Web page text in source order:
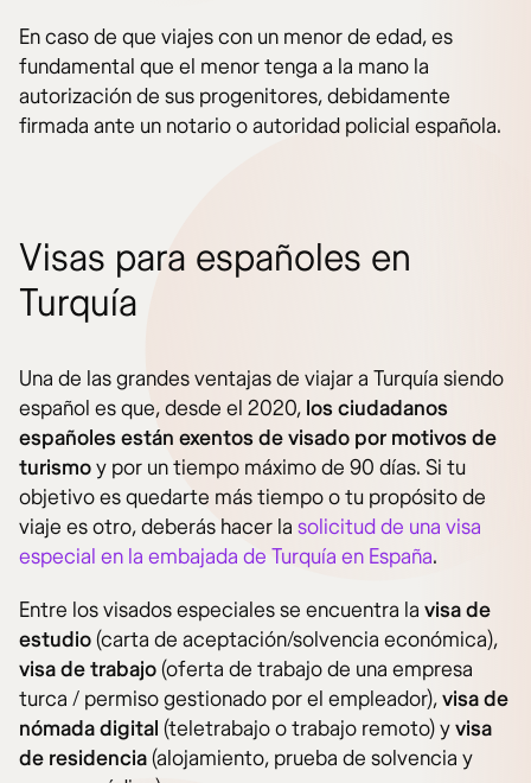
En caso de que viajes con un menor de edad, es
fundamental que el menor tenga a la mano la
autorización de sus progenitores, debidamente
firmada ante un notario o autoridad policial española.
Visas para españoles en
Turquía
Una de las grandes ventajas de viajar a Turquía siendo
español es que, desde el 2020, los ciudadanos
españoles están exentos de visado por motivos de
turismoy por un tiempo máximo de 90 días. Si tu
objetivo es quedarte más tiempo o tu propósito de
viaje es otro, deberás hacer la solicitud de una visa
especial en la embajada de Turquía en España.
Entre los visados especiales se encuentra la visa de
estudio(carta de aceptación/solvencia económica),
visa de trabajo(oferta de trabajo de una empresa
turca / permiso gestionado por el empleador),visa de
nómada digital (teletrabajo o trabajo remoto) yvisa
de residencia(alojamiento, prueba de solvencia y